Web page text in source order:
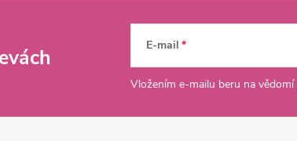
E-mail
Vložením e-mailu beru na vědomí